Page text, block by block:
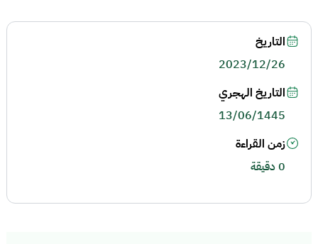
التاريخ
2023/12/26
التاريخ الهجري
13/06/1445
زمن القراءة
0 دقيقة